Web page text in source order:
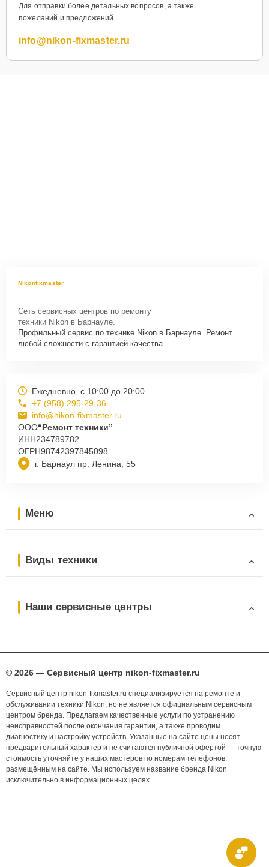
Для отправки более детальных вопросов, а также
пожеланий и предложений
info@nikon-fixmaster.ru
Nikonfixmaster
Сеть сервисных центров по ремонту
техники Nikon в Барнауле.
Профильный сервис по технике Nikon в Барнауле. Ремонт
любой сложности с гарантией качества.
г. Барнаул пр. Ленина, 55
Ежедневно, с 10:00 до 20:00
+7 (958) 295-29-36
info@nikon-fixmaster.ru
ООО“Ремонт техники”
ИНН234789782
ОГРН98742397845098
Меню
Виды техники
Наши сервисные центры
© 2026 — Сервисный центр nikon-fixmaster.ru
Сервисный центр nikon-fixmaster.ru специализируется на ремонте и
обслуживании техники Nikon, но не является официальным сервисным
центром бренда. Предлагаем качественные услуги по устранению
неисправностей после окончания гарантии, а также проводим
диагностику и настройку устройств. Указанные на сайте цены носят
предварительный характер и не считаются публичной офертой — точную
стоимость уточняйте у наших мастеров по номерам телефонов,
размещённым на сайте. Мы используем название бренда Nikon
исключительно в информационных целях.